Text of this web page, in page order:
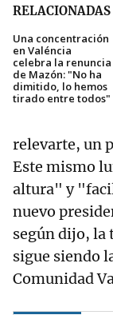
RELACIONADAS
Una concentración
en Valéncia
celebra la renuncia
de Mazón: "No ha
dimitido, lo hemos
tirado entre todos"
relevarte, un
Este mismo
altura" y
nuevo
según dijo, la
sigue siendo
Comunidad